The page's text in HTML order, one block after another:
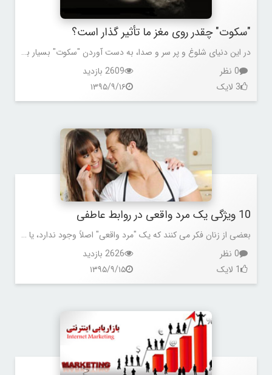
"سکوت" چقدر روی مغز ما تأثیر گذار است؟
در این دنیای شلوغ و پر سر و صدا، به دست آوردن "سکوت" بسیار با ارزش و گرانبهاست و به عنوان یک فرصت و مزیت مثبت محسوب می شود
0 نظر
2609 بازدید
3 لایک
۱۳۹۵/۹/۱۶
10 ویژگی یک مرد واقعی در روابط عاطفی
بعضی از زنان فکر می کنند که یک "مرد واقعی" اصلاً وجود ندارد، یا پیدا کردنش غیر ممکن است. خیلی از آن ها هم اصلاً دنبال چنین مردی نیستند.
0 نظر
2626 بازدید
1 لایک
۱۳۹۵/۹/۱۵